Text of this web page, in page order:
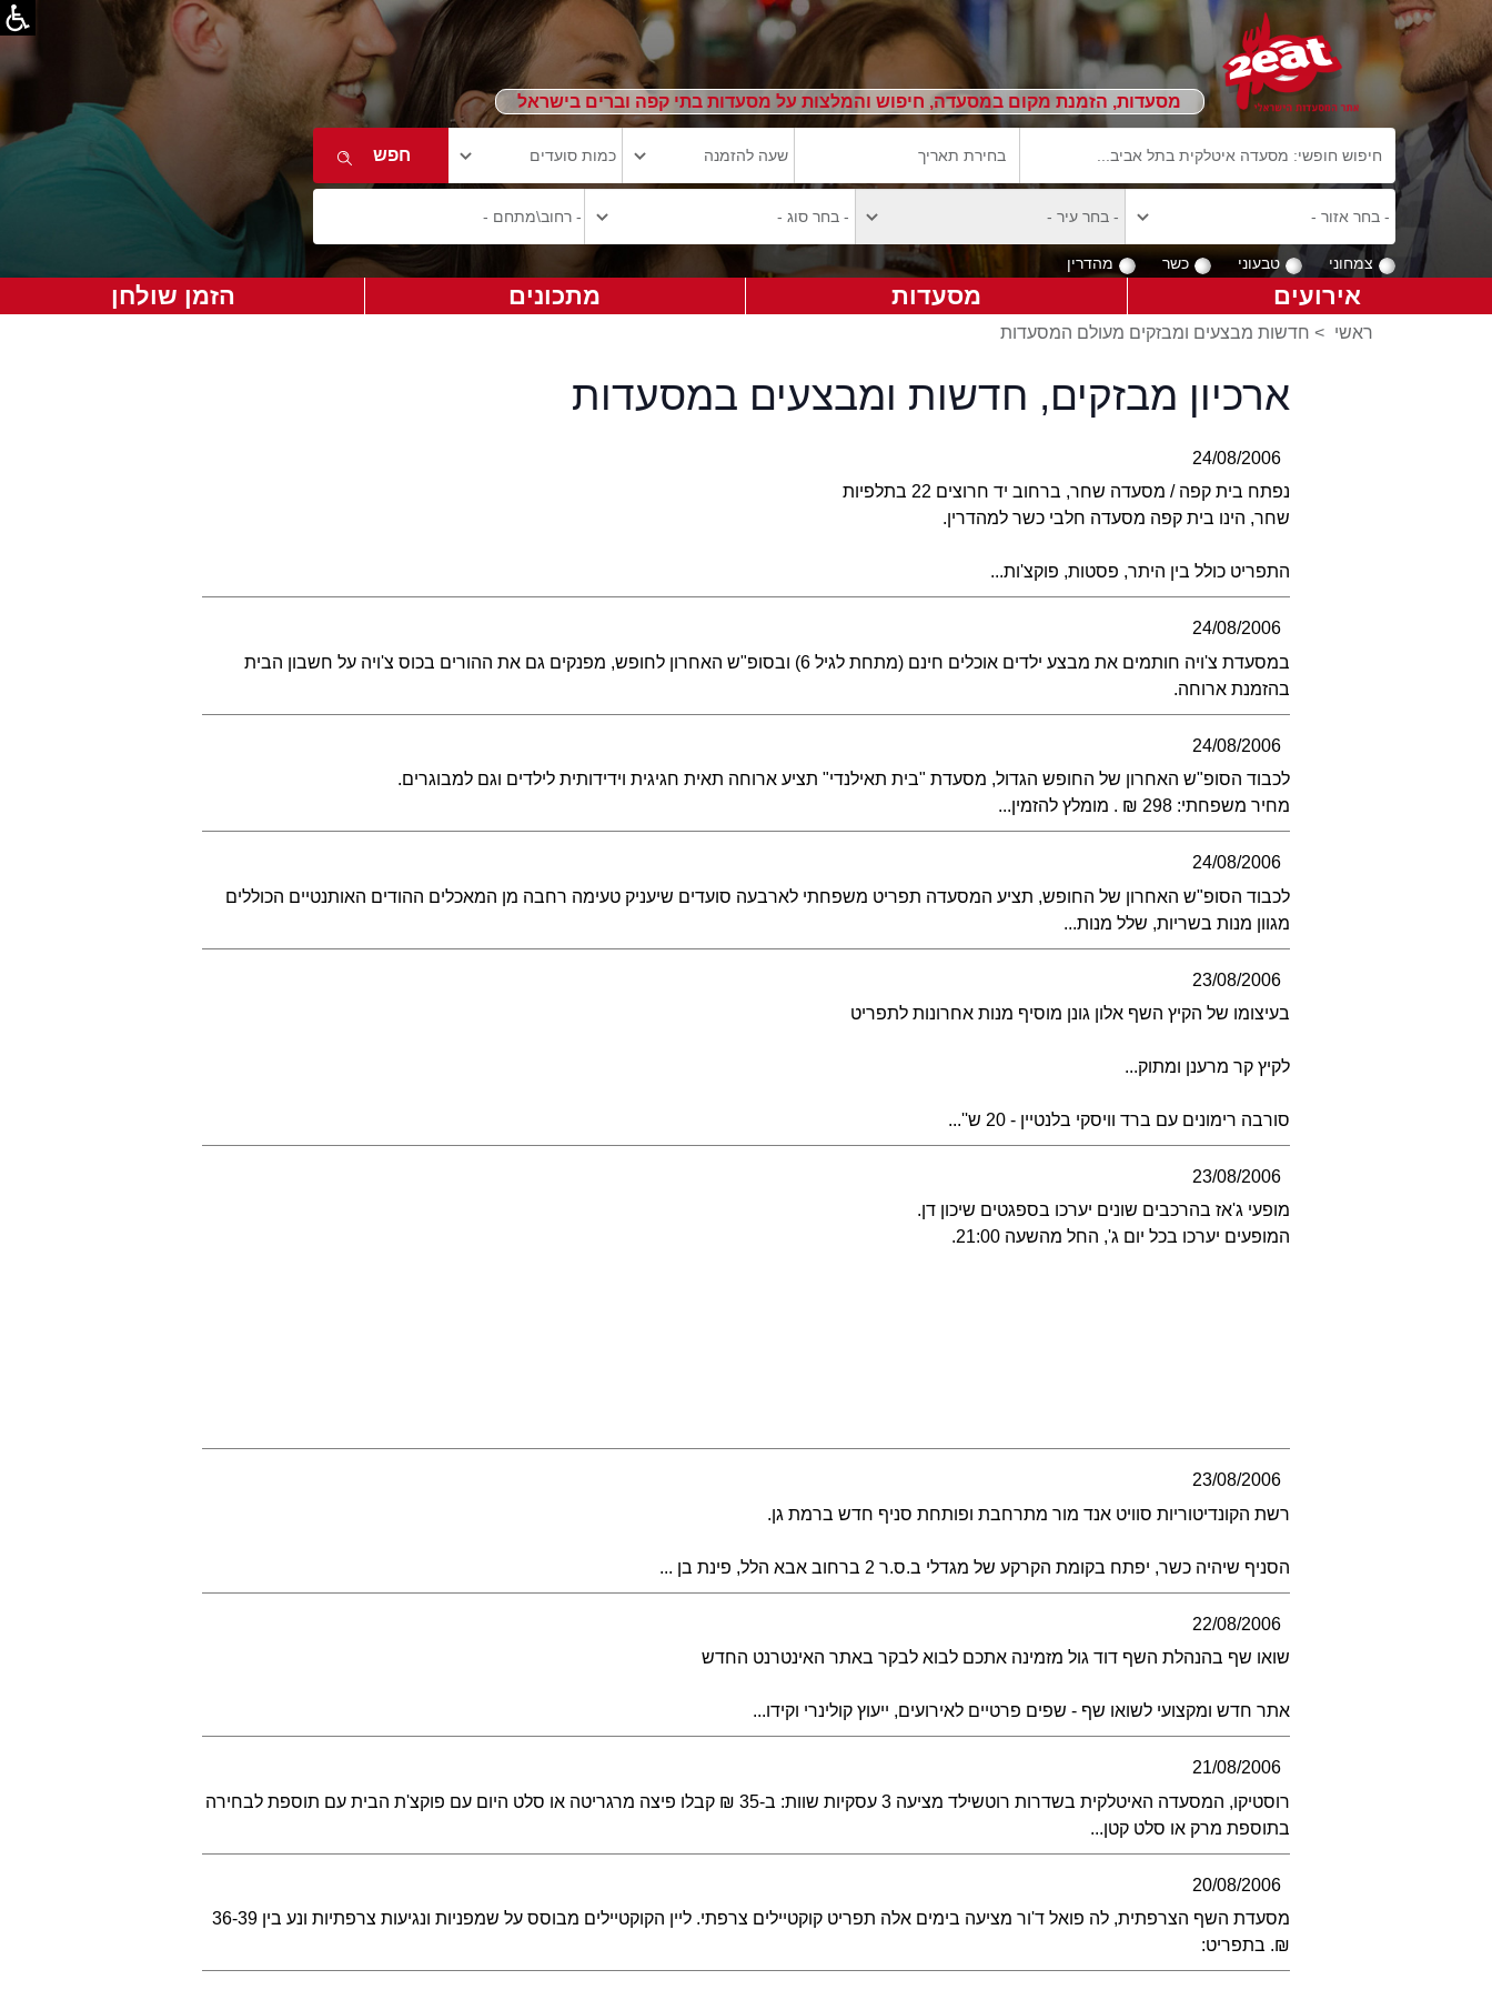
מסעדות, הזמנת מקום במסעדה, חיפוש והמלצות על מסעדות בתי קפה וברים בישראל
צמחוני טבעוני כשר מהדרין
אירועים מסעדות מתכונים הזמן שולחן
ראשי > חדשות מבצעים ומבזקים מעולם המסעדות
ארכיון מבזקים, חדשות ומבצעים במסעדות
24/08/2006
נפתח בית קפה / מסעדה שחר, ברחוב יד חרוצים 22 בתלפיות
שחר, הינו בית קפה מסעדה חלבי כשר למהדרין.
התפריט כולל בין היתר, פסטות, פוקצ'ות...
24/08/2006
במסעדת צ'ויה חותמים את מבצע ילדים אוכלים חינם (מתחת לגיל 6) ובסופ"ש האחרון לחופש, מפנקים גם את ההורים בכוס צ'ויה על חשבון הבית
בהזמנת ארוחה.
24/08/2006
לכבוד הסופ"ש האחרון של החופש הגדול, מסעדת "בית תאילנדי" תציע ארוחה תאית חגיגית וידידותית לילדים וגם למבוגרים.
מחיר משפחתי: 298 ₪ . מומלץ להזמין...
24/08/2006
לכבוד הסופ"ש האחרון של החופש, תציע המסעדה תפריט משפחתי לארבעה סועדים שיעניק טעימה רחבה מן המאכלים ההודים האותנטיים הכוללים
מגוון מנות בשריות, שלל מנות...
23/08/2006
בעיצומו של הקיץ השף אלון גונן מוסיף מנות אחרונות לתפריט
לקיץ קר מרענן ומתוק...
סורבה רימונים עם ברד וויסקי בלנטיין - 20 ש''...
23/08/2006
מופעי ג'אז בהרכבים שונים יערכו בספגטים שיכון דן.
המופעים יערכו בכל יום ג', החל מהשעה 21:00.
23/08/2006
רשת הקונדיטוריות סוויט אנד מור מתרחבת ופותחת סניף חדש ברמת גן.
הסניף שיהיה כשר, יפתח בקומת הקרקע של מגדלי ב.ס.ר 2 ברחוב אבא הלל, פינת בן ...
22/08/2006
שואו שף בהנהלת השף דוד גול מזמינה אתכם לבוא לבקר באתר האינטרנט החדש
אתר חדש ומקצועי לשואו שף - שפים פרטיים לאירועים, ייעוץ קולינרי וקידו...
21/08/2006
רוסטיקו, המסעדה האיטלקית בשדרות רוטשילד מציעה 3 עסקיות שוות: ב-35 ₪ קבלו פיצה מרגריטה או סלט היום עם פוקצ'ת הבית עם תוספת לבחירה
בתוספת מרק או סלט קטן...
20/08/2006
מסעדת השף הצרפתית, לה פואל ד'ור מציעה בימים אלה תפריט קוקטיילים צרפתי. ליין הקוקטיילים מבוסס על שמפניות ונגיעות צרפתיות ונע בין 36-39
₪. בתפריט: